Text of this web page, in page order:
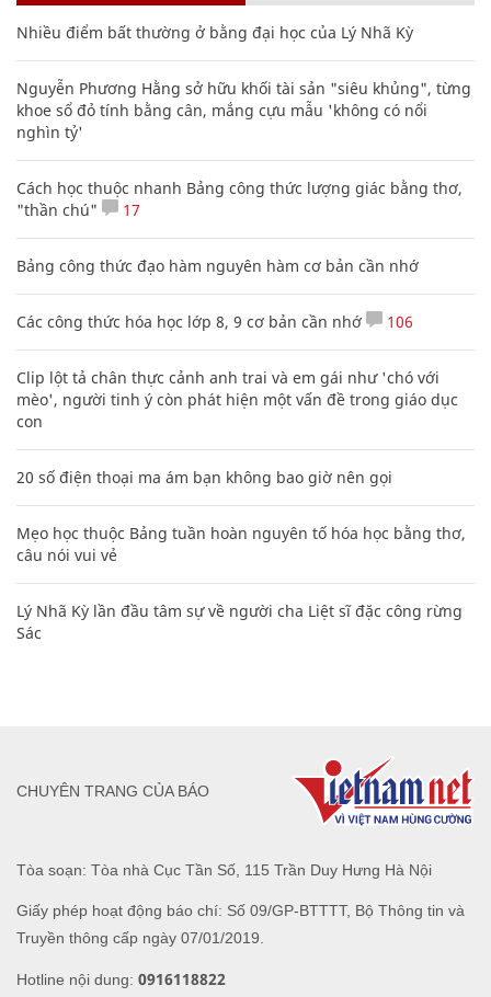
Nhiều điểm bất thường ở bằng đại học của Lý Nhã Kỳ
Nguyễn Phương Hằng sở hữu khối tài sản "siêu khủng", từng
khoe sổ đỏ tính bằng cân, mắng cựu mẫu 'không có nổi
nghìn tỷ'
Cách học thuộc nhanh Bảng công thức lượng giác bằng thơ,
"thần chú"
17
Bảng công thức đạo hàm nguyên hàm cơ bản cần nhớ
Các công thức hóa học lớp 8, 9 cơ bản cần nhớ 106
Clip lột tả chân thực cảnh anh trai và em gái như 'chó với
mèo', người tinh ý còn phát hiện một vấn đề trong giáo dục
con
20 số điện thoại ma ám bạn không bao giờ nên gọi
Mẹo học thuộc Bảng tuần hoàn nguyên tố hóa học bằng thơ,
câu nói vui vẻ
Lý Nhã Kỳ lần đầu tâm sự về người cha Liệt sĩ đặc công rừng
Sác
Tòa soạn: Tòa nhà Cục Tần Số, 115 Trần Duy Hưng Hà Nội
Giấy phép hoạt động báo chí: Số 09/GP-BTTTT, Bộ Thông tin và
Truyền thông cấp ngày 07/01/2019.
Hotline nội dung: 0916118822
CHUYÊN TRANG CỦA BÁO